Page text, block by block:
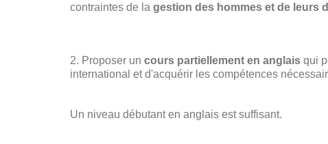
contraintes de la gestion des hommes et de leurs
2. Proposer un cours partiellement en anglais qui
international et d'acquérir les compétences
Un niveau débutant en anglais est suffisant.